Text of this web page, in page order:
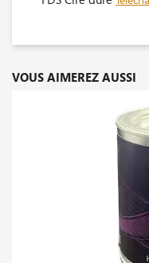
VOUS AIMEREZ AUSSI